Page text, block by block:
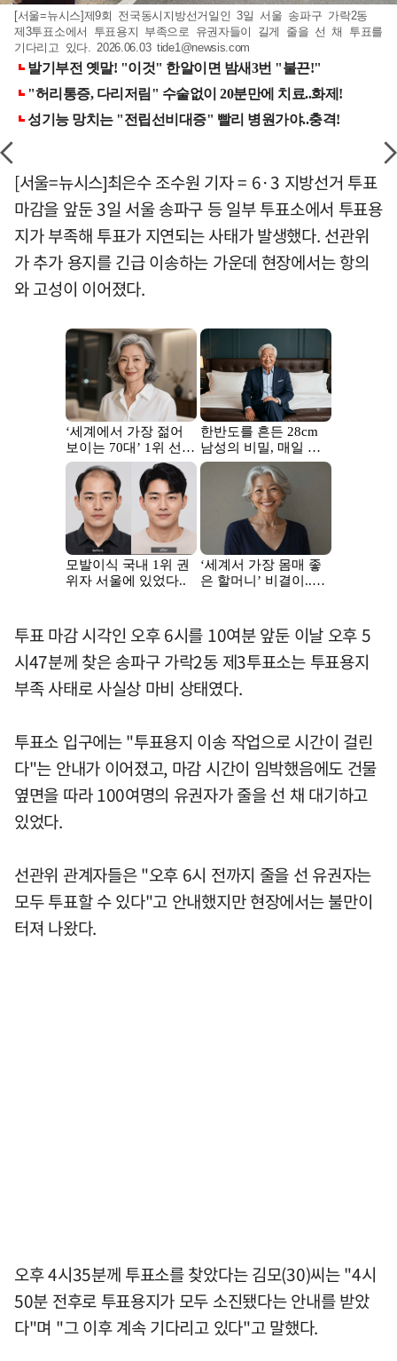
[서울=뉴시스]제9회 전국동시지방선거일인 3일 서울 송파구 가락2동
제3투표소에서 투표용지 부족으로 유권자들이 길게 줄을 선 채 투표를
기다리고 있다. 2026.06.03 tide1@newsis.com
[서울=뉴시스]최은수 조수원 기자 = 6·3 지방선거 투표
마감을 앞둔 3일 서울 송파구 등 일부 투표소에서 투표용
지가 부족해 투표가 지연되는 사태가 발생했다. 선관위
가 추가 용지를 긴급 이송하는 가운데 현장에서는 항의
와 고성이 이어졌다.
투표 마감 시각인 오후 6시를 10여분 앞둔 이날 오후 5
시47분께 찾은 송파구 가락2동 제3투표소는 투표용지
부족 사태로 사실상 마비 상태였다.
투표소 입구에는 "투표용지 이송 작업으로 시간이 걸린
다"는 안내가 이어졌고, 마감 시간이 임박했음에도 건물
옆면을 따라 100여명의 유권자가 줄을 선 채 대기하고
있었다.
선관위 관계자들은 "오후 6시 전까지 줄을 선 유권자는
모두 투표할 수 있다"고 안내했지만 현장에서는 불만이
터져 나왔다.
오후 4시35분께 투표소를 찾았다는 김모(30)씨는 "4시
50분 전후로 투표용지가 모두 소진됐다는 안내를 받았
다"며 "그 이후 계속 기다리고 있다"고 말했다.